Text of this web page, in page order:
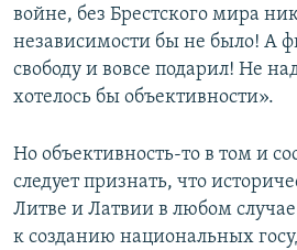
войне, без Брестского мира
независимости бы не было! А
свободу и вовсе подарил! Не
хотелось бы объективности».
Но объективность-то в том и
следует признать, что
Литве и Латвии в любом
к созданию национальных